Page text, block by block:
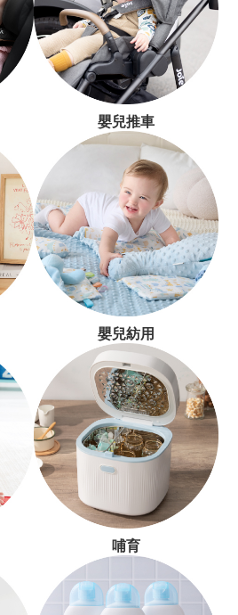
嬰兒推車
嬰兒紡用
哺育